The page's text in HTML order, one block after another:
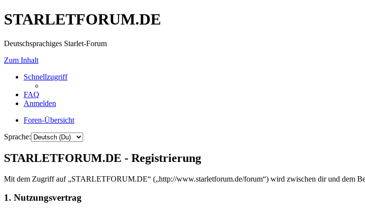
STARLETFORUM.DE
Deutschsprachiges Starlet-Forum
Zum Inhalt
Schnellzugriff
FAQ
Anmelden
Foren-Übersicht
Sprache:
STARLETFORUM.DE - Registrierung
Mit dem Zugriff auf „STARLETFORUM.DE“ („http://www.starletforum.de/forum“) wird zwischen dir und dem
1. Nutzungsvertrag